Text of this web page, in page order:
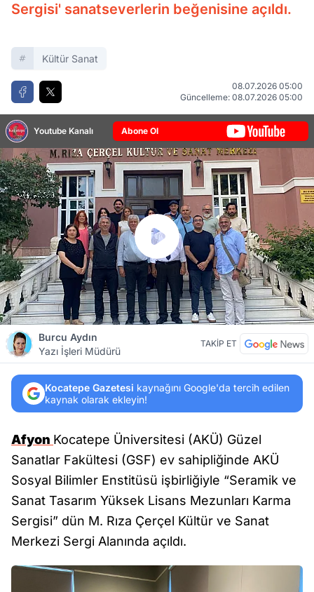
Sergisi' sanatseverlerin beğenisine açıldı.
Kültür Sanat
08.07.2026 05:00
Güncelleme: 08.07.2026 05:00
Youtube Kanalı Abone Ol
Burcu Aydın
Yazı İşleri Müdürü
TAKİP ET
Kocatepe Gazetesi kaynağını Google'da tercih edilen
kaynak olarak ekleyin!
Afyon Kocatepe Üniversitesi (AKÜ) Güzel
Sanatlar Fakültesi (GSF) ev sahipliğinde AKÜ
Sosyal Bilimler Enstitüsü işbirliğiyle “Seramik ve
Sanat Tasarım Yüksek Lisans Mezunları Karma
Sergisi” dün M. Rıza Çerçel Kültür ve Sanat
Merkezi Sergi Alanında açıldı.